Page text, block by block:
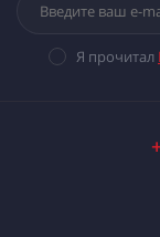
Я прочитал